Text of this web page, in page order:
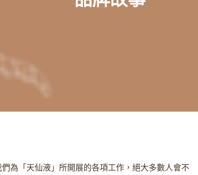
為「天仙液」所開展的各項工作，絕大多數人會不